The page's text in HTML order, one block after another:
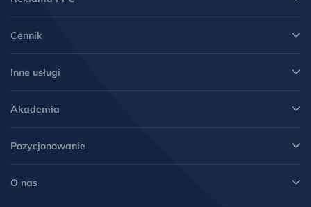
Cennik
Inne usługi
Akademia
Pozycjonowanie
O nas